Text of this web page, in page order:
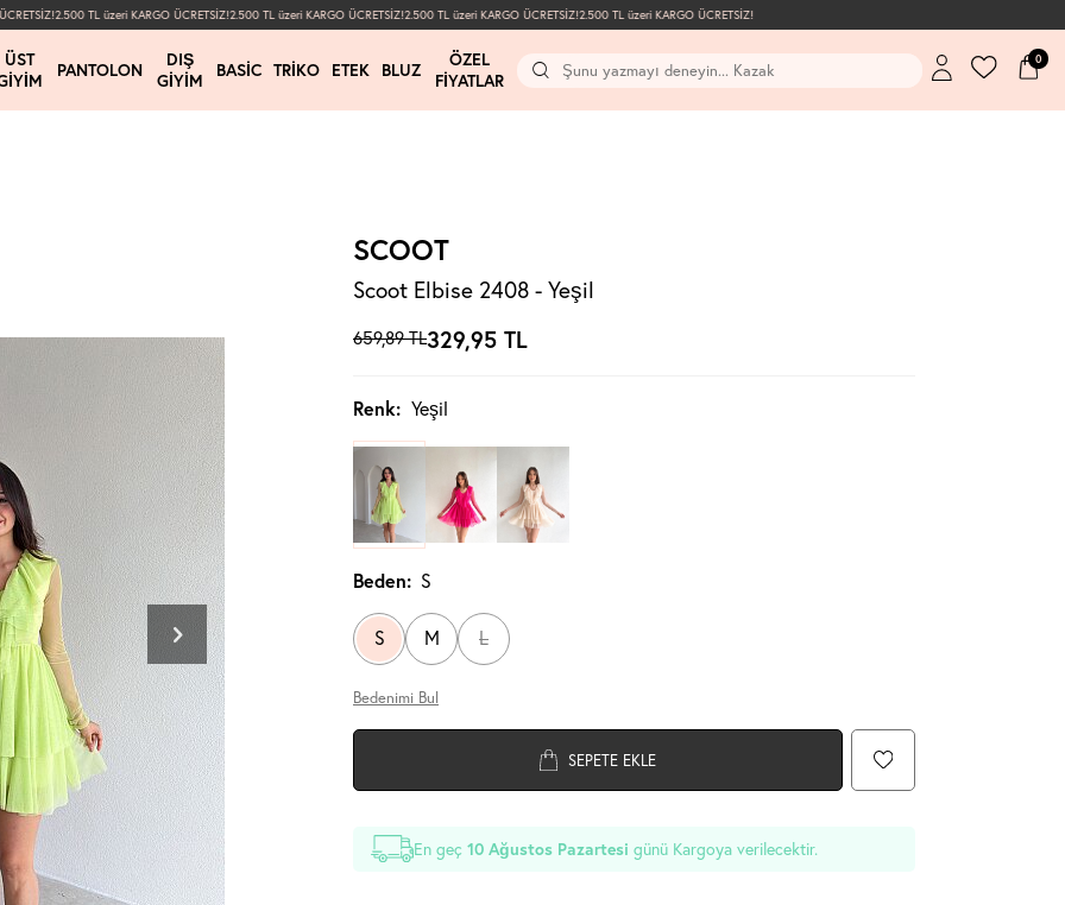
2.500 TL üzeri KARGO ÜCRETSİZ!2.500 TL üzeri KARGO ÜCRETSİZ!2.500 TL üzeri KARGO ÜCRETSİZ!2.500 TL üzeri KARGO ÜCRETSİZ!
ÜST
PANTOLON
DIŞ
GIYIM
BASIC TRIKO ETEK BLUZ
ÖZEL
FIYATLAR
0
SCOOT
Scoot Elbise 2408 - Yeşil
659,89TL329,95 TL
Renk: Yeşil
Beden: S
S M L
Bedenimi Bul
SEPETE EKLE
En geç10 Ağustos Pazartesi günü Kargoya verilecektir.